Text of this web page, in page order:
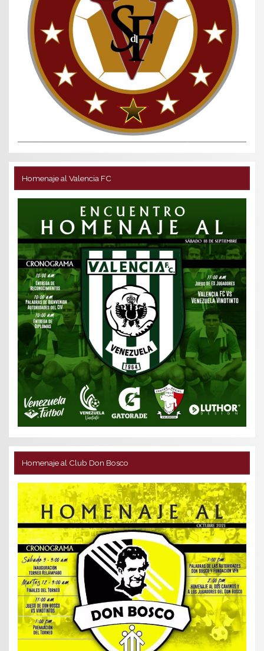
Homenaje al Valencia FC
Homenaje al Club Don Bosco